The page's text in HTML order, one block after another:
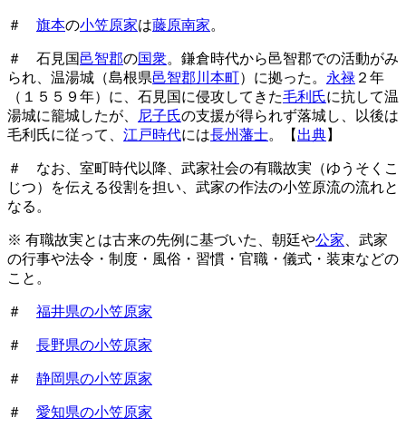
＃ 旗本の小笠原家は藤原南家。
＃ 石見国邑智郡の国衆。鎌倉時代から邑智郡での活動がみ
られ、温湯城（島根県邑智郡川本町）に拠った。 永禄 ２年
（１５５９年）に、石見国に侵攻してきた毛利氏に抗して温
湯城に籠城したが、
尼子氏の支援が得られず落城し、以後は
毛利氏に従って、 江戸時代には長州藩士。【 出典】
＃ なお、室町時代以降、武家社会の有職故実（ゆうそくこ
じつ）を伝える役割を担い、武家の作法の小笠原流の流れと
なる。
※ 有職故実とは古来の先例に基づいた、朝廷や公家 、武家
の行事や法令・制度・風俗・習慣・官職・儀式・装束などの
こと。
＃ 福井県の小笠原家
＃ 長野県の小笠原家
＃ 静岡県の小笠原家
＃ 愛知県の小笠原家